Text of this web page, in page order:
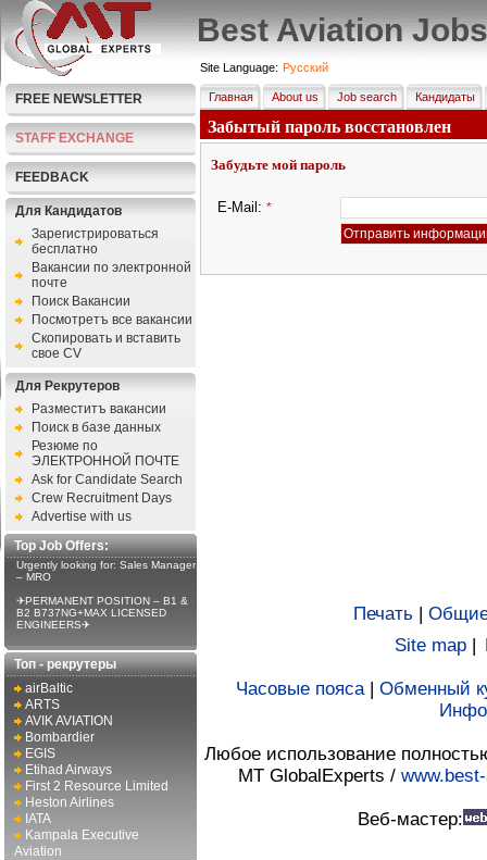
Best Aviation Jobs
FREE NEWSLETTER
STAFF EXCHANGE
FEEDBACK
Для Кандидатов
Зарегистрироваться
бесплатно
Bакансии по электронной
почте
Поиск Вакансии
Посмотретъ все вакансии
Скопировать и вставить
свое CV
Для Рекрутеров
Разместитъ вакансии
Поиск в базе данных
Резюме по
ЭЛЕКТРОННОЙ ПОЧТЕ
Ask for Candidate Search
Crew Recruitment Days
Advertise with us
Top Job Offers:
Urgently looking for: Sales Manager
– MRO
✈PERMANENT POSITION – B1 &
B2 B737NG+MAX LICENSED
ENGINEERS✈
Топ - рекрутеры
airBaltic
ARTS
AVIK AVIATION
Bombardier
EGIS
Etihad Airways
First 2 Resource Limited
Heston Airlines
IATA
Kampala Executive
Aviation
Site Language: Pусский
Главная About us Job search Кандидаты
Забытый пароль восстановлен
Забудьте мой пароль
E-Mail: *
Печать |
Site map |
Часовые пояса| Обменный
Любое использование
MT GlobalExperts /
Веб-мастер: